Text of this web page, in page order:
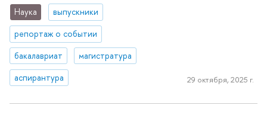
Наука
выпускники
репортаж о событии
бакалавриат
магистратура
аспирантура
29 октября, 2025 г.